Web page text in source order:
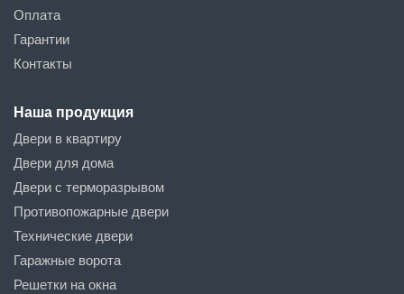
Оплата
Гарантии
Контакты
Наша продукция
Двери в квартиру
Двери для дома
Двери с терморазрывом
Противопожарные двери
Технические двери
Гаражные ворота
Решетки на окна